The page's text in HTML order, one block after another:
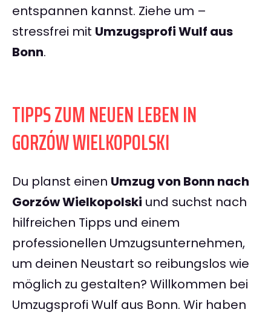
entspannen kannst. Ziehe um –
stressfrei mit Umzugsprofi Wulf aus
Bonn.
TIPPS ZUM NEUEN LEBEN IN
GORZÓW WIELKOPOLSKI
Du planst einen Umzug von Bonn nach
Gorzów Wielkopolski und suchst nach
hilfreichen Tipps und einem
professionellen Umzugsunternehmen,
um deinen Neustart so reibungslos wie
möglich zu gestalten? Willkommen bei
Umzugsprofi Wulf aus Bonn. Wir haben